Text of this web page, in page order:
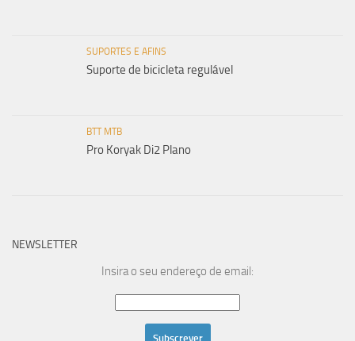
SUPORTES E AFINS
Suporte de bicicleta regulável
BTT MTB
Pro Koryak Di2 Plano
NEWSLETTER
Insira o seu endereço de email: